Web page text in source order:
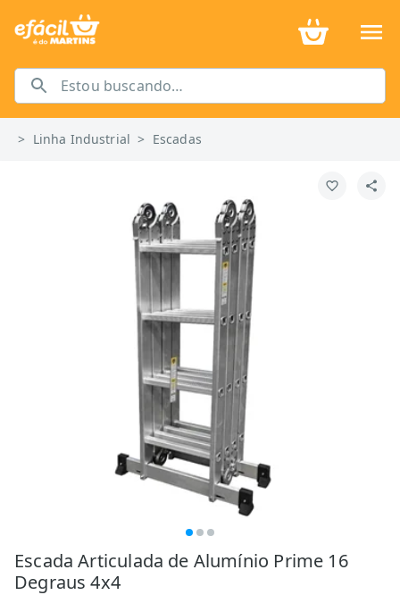
> Linha Industrial > Escadas
Escada Articulada de Alumínio Prime 16
Degraus 4x4